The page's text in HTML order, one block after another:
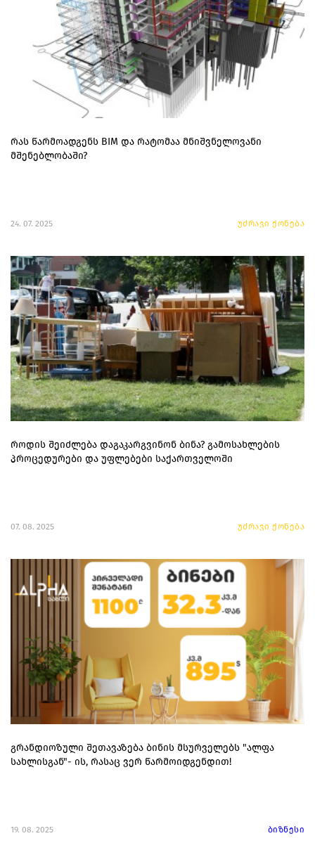
რას წარმოადგენს BIM და რატომაა მნიშვნელოვანი
მშენებლობაში?
24. 07. 2025 უძრავი ქონება
როდის შეიძლება დაგაკარგვინონ ბინა? გამოსახლების
პროცედურები და უფლებები საქართველოში
07. 08. 2025 უძრავი ქონება
გრანდიოზული შეთავაზება ბინის მსურველებს "ალფა
სახლისგან"- ის, რასაც ვერ წარმოიდგენდით!
19. 08. 2025 ბიზნესი